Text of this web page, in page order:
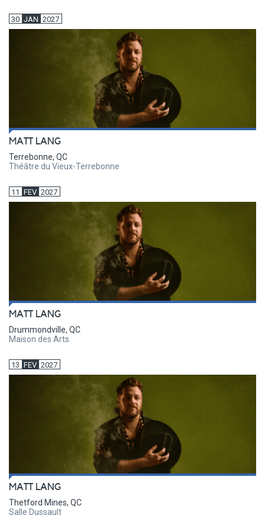
30 JAN 2027
MATT LANG
Terrebonne, QC
Théâtre du Vieux-Terrebonne
11 FEV 2027
MATT LANG
Drummondville, QC
Maison des Arts
13 FEV 2027
MATT LANG
Thetford Mines, QC
Salle Dussault